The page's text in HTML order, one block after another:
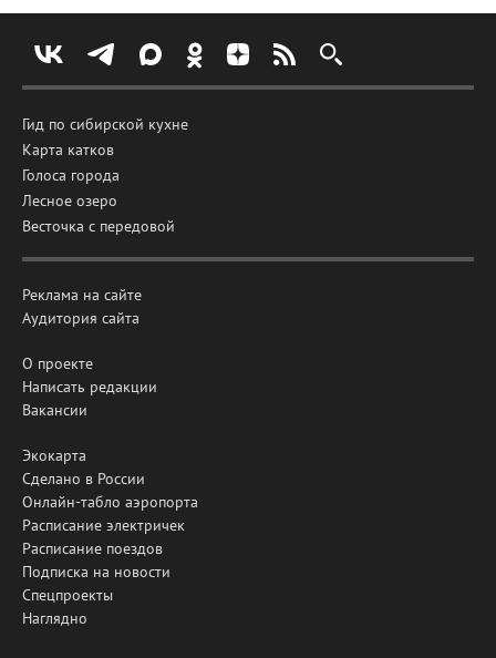
Гид по сибирской кухне
Карта катков
Голоса города
Лесное озеро
Весточка с передовой
Реклама на сайте
Аудитория сайта
О проекте
Написать редакции
Вакансии
Экокарта
Сделано в России
Онлайн-табло аэропорта
Расписание электричек
Расписание поездов
Подписка на новости
Спецпроекты
Наглядно